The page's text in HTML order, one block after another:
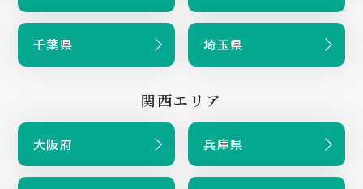
千葉県 埼玉県
関西エリア
大阪府 兵庫県